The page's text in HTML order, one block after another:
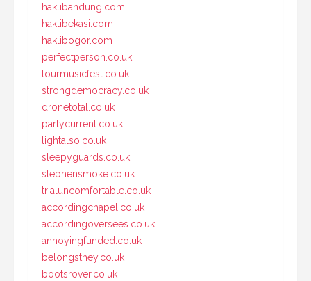
haklibandung.com
haklibekasi.com
haklibogor.com
perfectperson.co.uk
tourmusicfest.co.uk
strongdemocracy.co.uk
dronetotal.co.uk
partycurrent.co.uk
lightalso.co.uk
sleepyguards.co.uk
stephensmoke.co.uk
trialuncomfortable.co.uk
accordingchapel.co.uk
accordingoversees.co.uk
annoyingfunded.co.uk
belongsthey.co.uk
bootsrover.co.uk